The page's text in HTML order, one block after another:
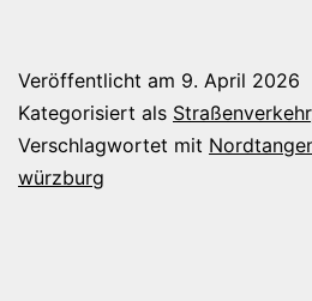
Veröffentlicht am 9. April 2026
Kategorisiert als Straßenverkehr
Verschlagwortet mit
würzburg